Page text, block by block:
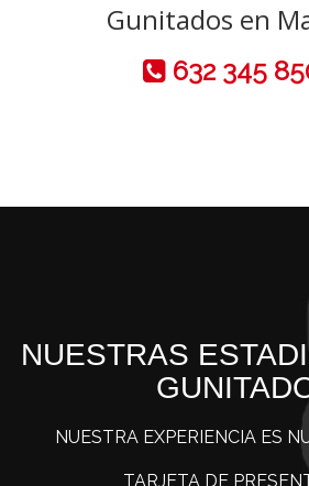
Gunitados en
632 345
NUESTRAS
NUESTRA EXPERIENCIA ES
TARJETA DE